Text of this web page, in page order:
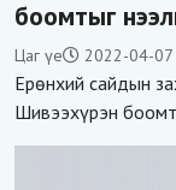
боомтыг
Цаг үе 2022-04-07
Ерөнхий сайдын
Шивээхүрэн